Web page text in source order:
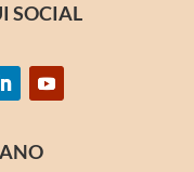
SOCIAL